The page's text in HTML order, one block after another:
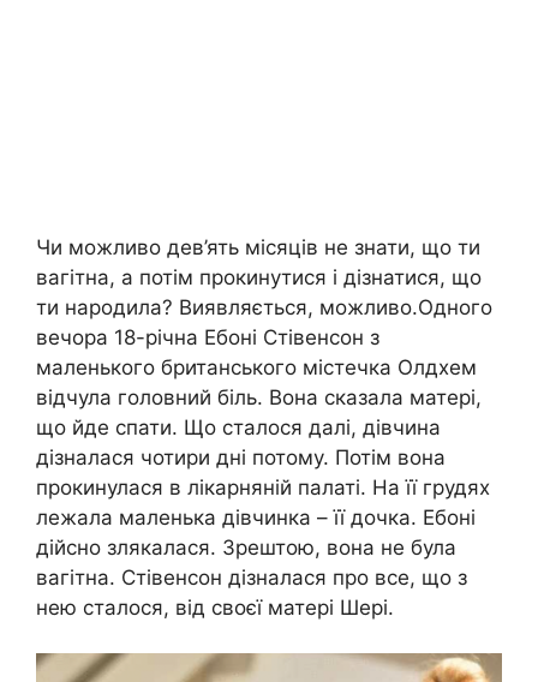
Чи можливо дев’ять місяців не знати, що ти
вагітна, а потім прокинутися і дізнатися, що
ти народила? Виявляється, можливо.Одного
вечора 18-річна Ебоні Стівенсон з
маленького британського містечка Олдхем
відчула головний біль. Вона сказала матері,
що йде спати. Що сталося далі, дівчина
дізналася чотири дні потому. Потім вона
прокинулася в лікарняній палаті. На її грудях
лежала маленька дівчинка – її дочка. Ебоні
дійсно злякалася. Зрештою, вона не була
вагітна. Стівенсон дізналася про все, що з
нею сталося, від своєї матері Шері.